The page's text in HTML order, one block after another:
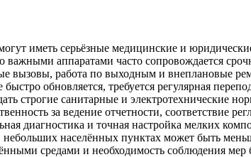
иметь серьёзные медицинские и
важными аппаратами часто сопровождается
вызовы, работа по выходным и внеплановые
обновляется, требуется регулярная
строгие санитарные и электротехнические
за ведение отчетности, соответствие
диагностика и точная настройка мелких
населённых пунктах может быть
средами и необходимость соблюдения мер